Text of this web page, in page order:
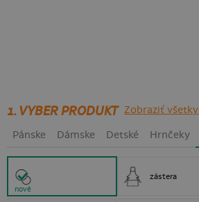
1. VYBER PRODUKT Zobraziť všetky
Pánske Dámske Detské Hrnčeky
nové
zástera